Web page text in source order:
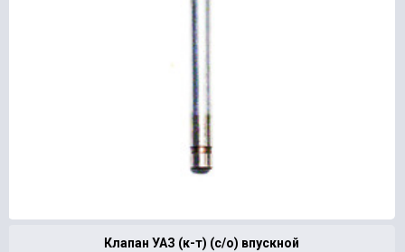
Клапан УАЗ (к-т) (с/о) впускной